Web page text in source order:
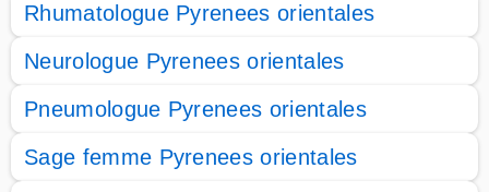
Rhumatologue Pyrenees orientales
Neurologue Pyrenees orientales
Pneumologue Pyrenees orientales
Sage femme Pyrenees orientales